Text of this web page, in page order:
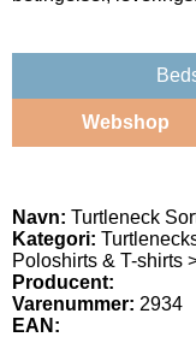
Webshop
Navn: Turtleneck
Kategori:
Poloshirts & T-shirts
Producent:
Varenummer: 2934
EAN: